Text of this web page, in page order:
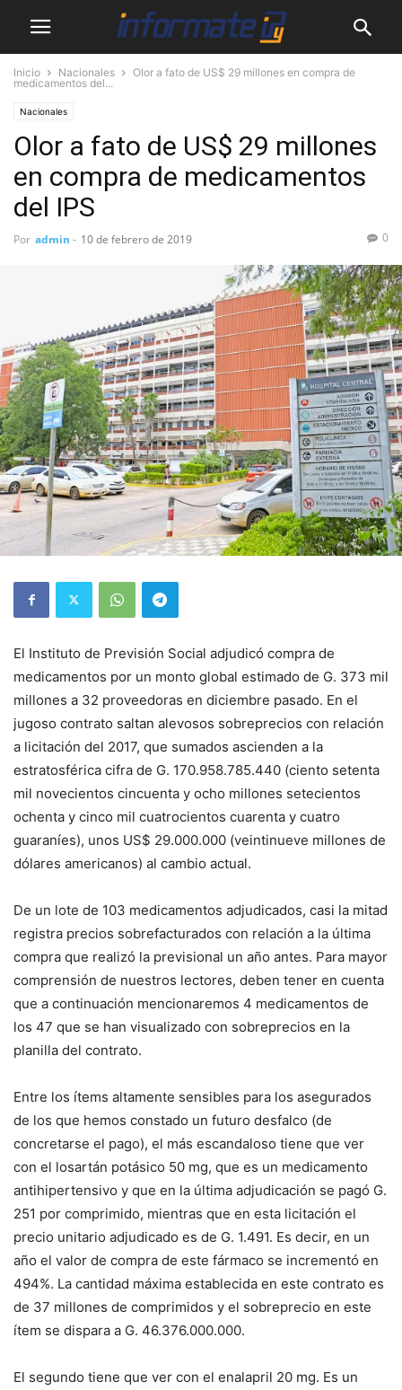
Inicio Nacionales
Olor a fato de US$ 29 millones en compra de
medicamentos del...
Nacionales
Olor a fato de US$ 29 millones
en compra de medicamentos
del IPS
Por admin - 10 de febrero de 2019 0
El Instituto de Previsión Social adjudicó com­pra de
medicamentos por un monto global esti­mado de G. 373 mil
millones a 32 proveedoras en diciembre pasado. En el
jugoso contrato saltan alevosos sobreprecios con relación
a licitación del 2017, que sumados ascien­den a la
estratosférica cifra de G. 170.958.785.440 (ciento setenta
mil novecientos cin­cuenta y ocho millones sete­cientos
ochenta y cinco mil cuatrocientos cuarenta y cuatro
guaraníes), unos US$ 29.000.000 (veintinueve millones de
dólares ameri­canos) al cambio actual.
De un lote de 103 medica­mentos adjudicados, casi la mitad
registra precios sobre­facturados con relación a la última
compra que realizó la previsional un año antes. Para mayor
comprensión de nuestros lectores, deben tener en cuenta
que a conti­nuación mencionaremos 4 medicamentos de
los 47 que se han visualizado con sobre­precios en la
planilla del con­trato.
Entre los ítems altamente sensibles para los asegura­dos
de los que hemos cons­tado un futuro desfalco (de
concretarse el pago), el más escandaloso tiene que ver
con el losartán potásico 50 mg, que es un medicamento
antihipertensivo y que en la última adjudicación se pagó G.
251 por comprimido, mien­tras que en esta licitación el
precio unitario adjudicado es de G. 1.491. Es decir, en un
año el valor de compra de este fár­maco se incrementó en
494%. La cantidad máxima estable­cida en este contrato es
de 37 millones de comprimidos y el sobreprecio en este
ítem se dispara a G. 46.376.000.000.
El segundo tiene que ver con el enalapril 20 mg. Es un